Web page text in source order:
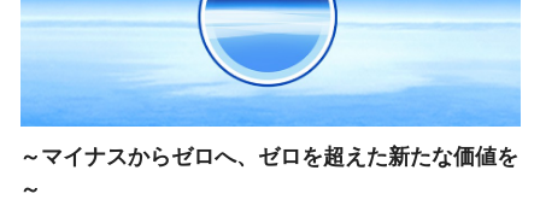
～マイナスからゼロへ、ゼロを超えた新たな価値を
～